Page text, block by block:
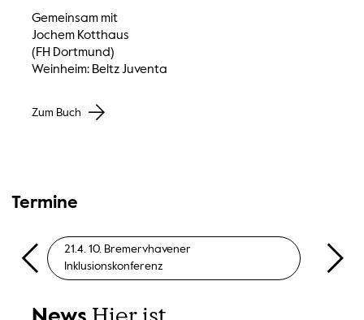
Gemeinsam mit
Jochem Kotthaus
(FH Dortmund)
Weinheim: Beltz Juventa
Zum Buch
Termine
21.4. 10. Bremervhavener
Inklusionskonferenz
5.5.